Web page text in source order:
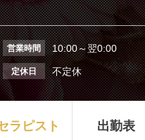
営業時間 10:00～翌0:00
定休日 不定休
ラピスト 出勤表